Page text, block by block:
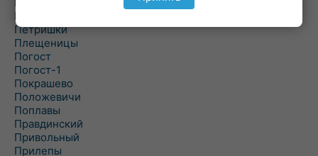
Першаи
Петришки
Плещеницы
Погост
Погост-1
Покрашево
Положевичи
Поплавы
Правдинский
Привольный
Прилепы